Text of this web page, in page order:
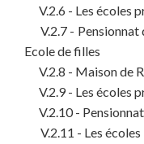
V.2.6 - Les écoles
V.2.7 - Pensionnat
Ecole de filles
V.2.8 - Maison de
V.2.9 - Les écoles
V.2.10 -
V.2.11 - Les écoles